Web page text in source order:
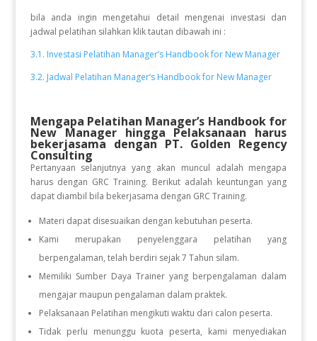
bila anda ingin mengetahui detail mengenai investasi dan
jadwal pelatihan silahkan klik tautan dibawah ini :
3.1. Investasi Pelatihan Manager’s Handbook for New Manager
3.2. Jadwal Pelatihan Manager’s Handbook for New Manager
Mengapa Pelatihan Manager’s Handbook for
New Manager hingga Pelaksanaan harus
bekerjasama dengan PT. Golden Regency
Consulting
Pertanyaan selanjutnya yang akan muncul adalah mengapa
harus dengan GRC Training. Berikut adalah keuntungan yang
dapat diambil bila bekerjasama dengan GRC Training.
Materi dapat disesuaikan dengan kebutuhan peserta.
Kami merupakan penyelenggara pelatihan yang
berpengalaman, telah berdiri sejak 7 Tahun silam.
Memiliki Sumber Daya Trainer yang berpengalaman dalam
mengajar maupun pengalaman dalam praktek.
Pelaksanaan Pelatihan mengikuti waktu dari calon peserta.
Tidak perlu menunggu kuota peserta, kami menyediakan